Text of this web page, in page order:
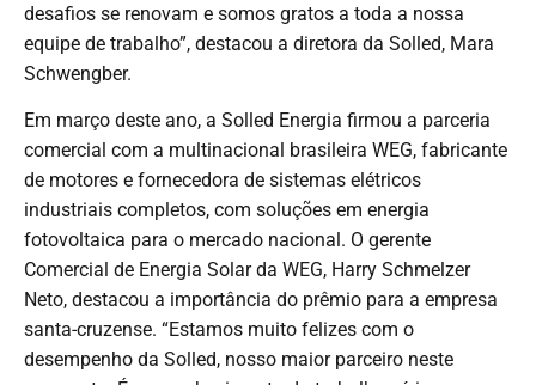
desafios se renovam e somos gratos a toda a nossa
equipe de trabalho”, destacou a diretora da Solled, Mara
Schwengber.
Em março deste ano, a Solled Energia firmou a parceria
comercial com a multinacional brasileira WEG, fabricante
de motores e fornecedora de sistemas elétricos
industriais completos, com soluções em energia
fotovoltaica para o mercado nacional. O gerente
Comercial de Energia Solar da WEG, Harry Schmelzer
Neto, destacou a importância do prêmio para a empresa
santa-cruzense. “Estamos muito felizes com o
desempenho da Solled, nosso maior parceiro neste